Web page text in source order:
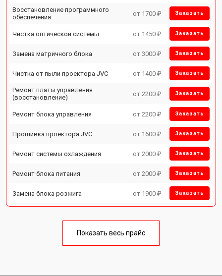
Восстановление программного
обеспечения
от 1700 ₽ Заказать
Чистка оптической системы от 1450 ₽ Заказать
Замена матричного блока от 3000 ₽ Заказать
Чистка от пыли проектора JVC от 1400 ₽ Заказать
Ремонт платы управления
(восстановление)
от 2200 ₽ Заказать
Ремонт блока управления от 2200 ₽ Заказать
Прошивка проектора JVC от 1600 ₽ Заказать
Ремонт системы охлаждения от 2000 ₽ Заказать
Ремонт блока питания от 2000 ₽ Заказать
Замена блока розжига от 1900 ₽ Заказать
Показать весь прайс